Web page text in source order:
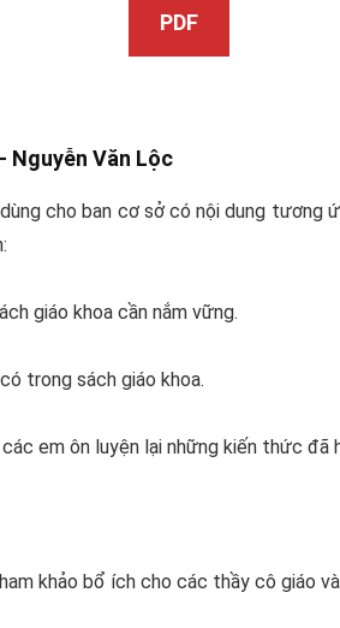
PDF
Nguyễn Văn Lộc
cho ban cơ sở có nội dung tương
giáo khoa cần nắm vững.
trong sách giáo khoa.
em ôn luyện lại những kiến thức đã
khảo bổ ích cho các thầy cô giáo